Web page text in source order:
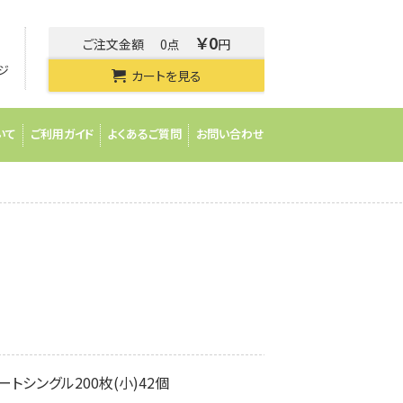
ご注文金額 0点 ￥0円
カートを見る
て ご利用ガイド よくあるご質問 お問い合わせ
トシングル200枚(小)42個